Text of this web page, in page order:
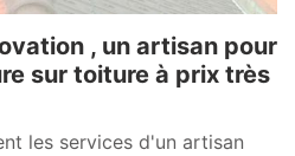
, un artisan pour
sur toiture à prix très
les services d'un artisan